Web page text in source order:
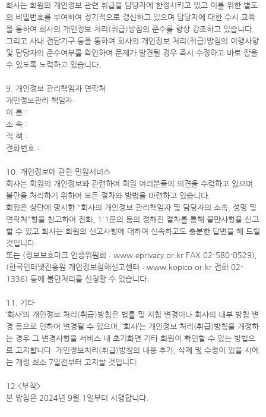
회사는 회원의 개인정보 관련 취급을 담당자에 한정시키고 있고 이를 위한 별도
의 비밀번호를 부여하여 정기적으로 갱신하고 있으며 담당자에 대한 수시 교육
을 통하여 회사의 개인정보 처리(취급)방침의 준수를 항상 강조하고 있습니다.
그리고 사내 전담기구 등을 통하여 회사의 개인정보 처리(취급)방침의 이행사항
및 담당자의 준수여부를 확인하여 문제가 발견될 경우 즉시 수정하고 바로 잡을
수 있도록 노력하고 있습니다.
9. 개인정보 관리책임자 연락처
개인정보관리 책임자
이 름 :
소 속 :
직 책 :
전화번호 :
10. 개인정보에 관한 민원서비스
회사는 회원의 개인정보와 관련하여 회원 여러분들의 의견을 수렴하고 있으며
불만을 처리하기 위하여 모든 절차와 방법을 마련하고 있습니다.
회원은 상단에 명시한 "회사의 개인정보 관리책임자 및 담당자의 소속, 성명 및
연락처"항을 참고하여 전화, 1:1문의 등의 정해진 절차를 통해 불만사항을 신고
할 수 있고 회사는 회원의 신고사항에 대하여 신속하고도 충분한 답변을 해 드릴
것입니다.
또는 (정보보호마크 인증위원회 : www.eprivacy.or.kr FAX 02-580-0529),
(한국인터넷진흥원 개인정보침해신고센터 : www.kopico.or.kr 전화 02-
1336) 등에 불만처리를 신청할 수 있습니다.
11. 기타
‘회사’의 개인정보 처리(취급)방침은 법률 및 지침 변경이나 회사의 내부 방침 변
경 등으로 인하여 변경될 수 있으며, ‘회사’는 개인정보 처리(취급)방침을 개정하
는 경우 그 변경사항을 서비스 내 초기화면 기타 회원이 확인할 수 있는 방법으
로 고지합니다. 개인정보처리(취급)방침의 내용 추가, 삭제 및 수정이 있을 시에
는 개정 최소 7일전부터 고지할 것입니다.
12.<부칙>
본 방침은 2024년 9월 1일부터 시행합니다.